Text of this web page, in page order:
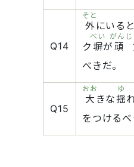
Q14
外
そと
にいる
ク 塀
べい
が 頑
がんじ
べきだ。
Q15
大
おお
きな揺
ゆ
をつけるべ